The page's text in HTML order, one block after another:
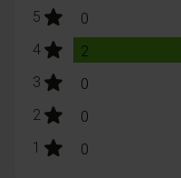
5 stars: 0
Bewertungen
4stars: 2
Bewertungen
3 stars: 0
Bewertungen
2 stars: 0
Bewertungen
1 stars: 0
Bewertungen